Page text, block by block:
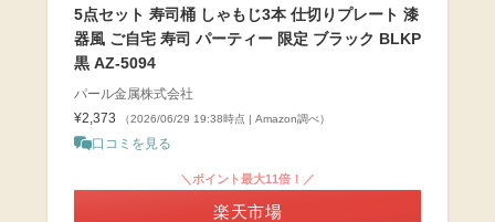
5点セット 寿司桶 しゃもじ3本 仕切りプレート 漆
器風 ご自宅 寿司 パーティー 限定 ブラック BLKP
黒 AZ-5094
パール金属株式会社
¥2,373
（2026/06/29 19:38時点 | Amazon調べ）
口コミを見る
＼ポイント最大11倍！／
楽天市場